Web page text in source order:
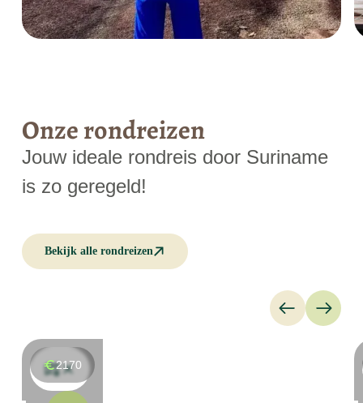
Onze rondreizen
Jouw ideale rondreis door Suriname
is zo geregeld!
Bekijk alle rondreizen
2170